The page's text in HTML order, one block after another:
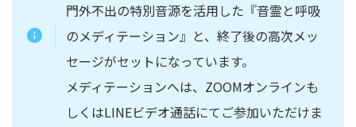
門外不出の特別音源を活用した『音霊と呼吸
のメディテーション』と、終了後の高次メッ
セージがセットになっています。
メディテーションへは、ZOOMオンラインも
しくはLINEビデオ通話にてご参加いただけま